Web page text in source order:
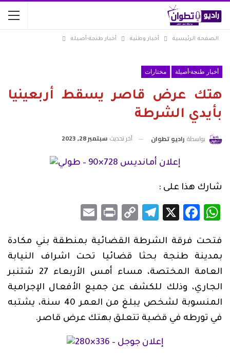
الصفحة الرئيسية أخبار وطنية أخبار طنجة-أصيلة
أخبار طنجة-أصيلة مختارات
هتك عرض قاصر يسقط أربعينيا
بأيدي الشرطة
بواسطة راديو تطوان آخر تحديث سبتمبر 28, 2023
شارك هذا على :
WhatsApp
Facebook
X
Telegram
Copy
Print
فتحت فرقة الشرطة القضائية بمنطقة بني مكادة
بمدينة طنجة بحثا قضائيا تحت اشراف النيابة
العامة المختصة، مساء أمس الأربعاء 27 شتنبر
الجاري، وذلك للكشف عن جميع الأفعال الإجرامية
المنسوبة لشخص يبلغ من العمر 40 سنة، يشتبه
في تورطه في قضية تتعلق بهتك عرض قاصر.